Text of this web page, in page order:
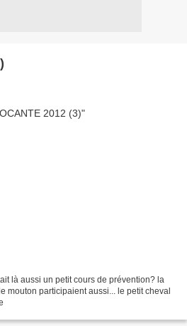
là aussi un petit cours de prévention? la
mouton participaient aussi... le petit cheval